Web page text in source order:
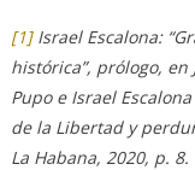
[1]Israel Escalona:
histórica”, prólogo, en
Pupo e Israel
de la Libertad y
La Habana, 2020, p. 8.